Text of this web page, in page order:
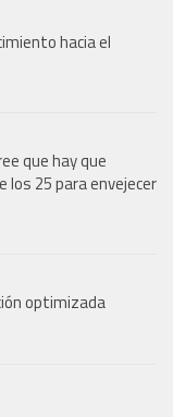
hacia el
que hay que
los 25 para envejecer
optimizada